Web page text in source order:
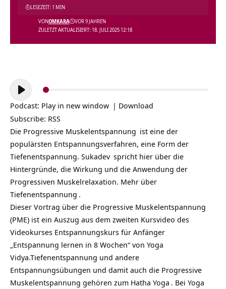
ZULETZT AKTUALISIERT: 18. JULI 2025 12:18
VONOMKARA VOR 9 JAHREN
LESEZEIT: 1 MIN
Audio-
Player
Podcast: Play in new window | Download
Subscribe: RSS
Die Progressive Muskelentspannung ist eine der
populärsten Entspannungsverfahren, eine Form der
Tiefenentspannung. Sukadev spricht hier über die
Hintergründe, die Wirkung und die Anwendung der
Progressiven Muskelrelaxation. Mehr über
Tiefenentspannung .
Dieser Vortrag über die Progressive Muskelentspannung
(PME) ist ein Auszug aus dem zweiten Kursvideo des
Videokurses Entspannungskurs für Anfänger
„Entspannung lernen in 8 Wochen“ von Yoga
Vidya.Tiefenentspannung und andere
Entspannungsübungen und damit auch die Progressive
Muskelentspannung gehören zum Hatha Yoga . Bei Yoga